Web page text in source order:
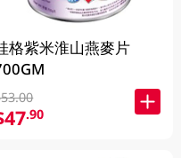
格紫米淮山燕麥片
.90